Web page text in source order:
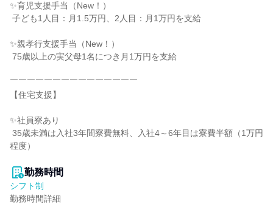
✨育児支援手当（New！）
✨親孝行支援手当（New！）
￣￣￣￣￣￣￣￣￣￣￣￣￣￣￣
【住宅支援】
✨社員寮あり
程度）
勤務時間
シフト制
勤務時間詳細